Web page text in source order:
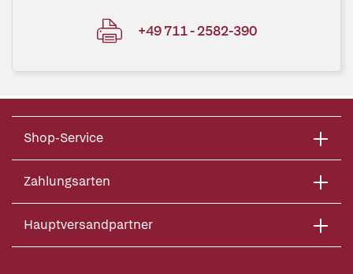
+49 711 - 2582-390
Shop-Service
Zahlungsarten
Hauptversandpartner